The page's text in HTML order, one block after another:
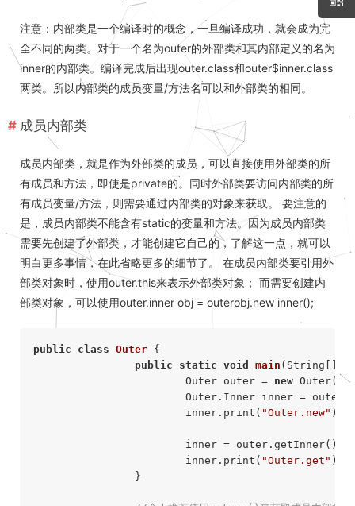
注意：内部类是一个编译时的概念，一旦编译成功，就会成为完
全不同的两类。对于一个名为outer的外部类和其内部定义的名为
inner的内部类。编译完成后出现outer.class和outer$inner.class
两类。所以内部类的成员变量/方法名可以和外部类的相同。
成员内部类
成员内部类，就是作为外部类的成员，可以直接使用外部类的所
有成员和方法，即使是private的。同时外部类要访问内部类的所
有成员变量/方法，则需要通过内部类的对象来获取。 要注意的
是，成员内部类不能含有static的变量和方法。因为成员内部类
需要先创建了外部类，才能创建它自己的，了解这一点，就可以
明白更多事情，在此省略更多的细节了。 在成员内部类要引用外
部类对象时，使用outer.this来表示外部类对象； 而需要创建内
部类对象，可以使用outer.inner obj = outerobj.new inner();
public class Outer {
public
static void main (String[]
			Outer outer =
new
			inner.print(
"Outer.new" );
			inner.print(
"Outer.get" );